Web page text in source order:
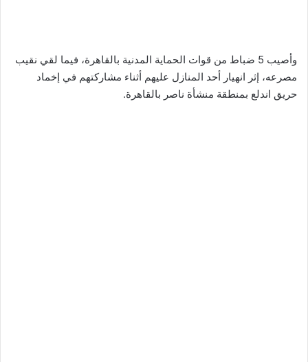
وأصيب 5 ضباط من قوات الحماية المدنية بالقاهرة، فيما لقي نقيب
مصرعه، إثر انهيار أحد المنازل عليهم أثناء مشاركتهم في إخماد
حريق اندلع بمنطقة منشأة ناصر بالقاهرة.